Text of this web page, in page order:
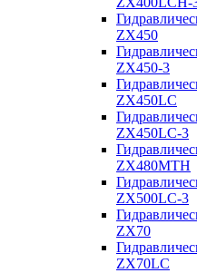
ZX450
ZX450-3
ZX450LC
ZX450LC-3
ZX480MTH
ZX500LC-3
ZX70
ZX70LC